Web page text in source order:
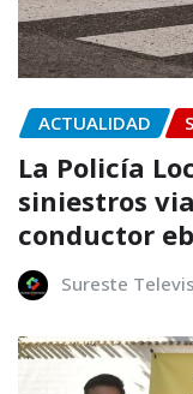
ACTUALIDAD
La Policía
siniestros
conductor
Sureste